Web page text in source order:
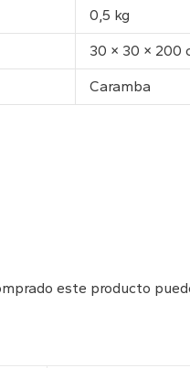
0,5 kg
30 × 30 × 200
Caramba
este producto